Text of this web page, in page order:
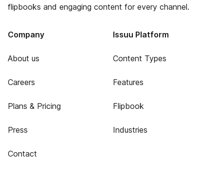
flipbooks and engaging content for every channel.
Company
About us
Careers
Plans & Pricing
Press
Contact
Issuu Platform
Content Types
Features
Flipbook
Industries